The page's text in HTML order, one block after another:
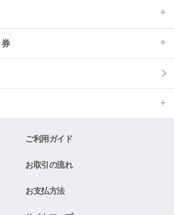
ご利用ガイド
お取引の流れ
お支払方法